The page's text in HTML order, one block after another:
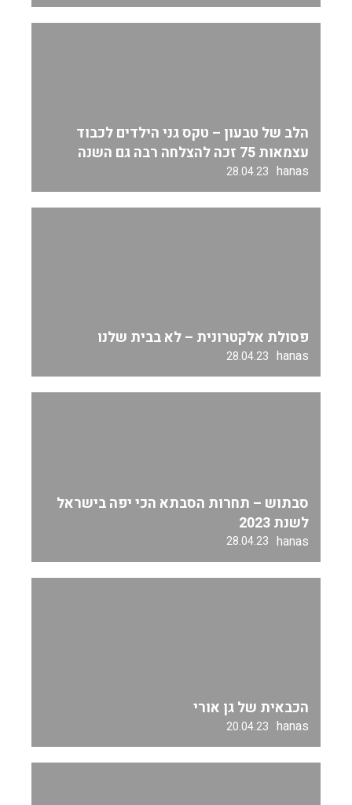
הלב של טבעון – טקס גני הילדים לכבוד
עצמאות 75 זכה להצלחה רבה גם השנה
hanas
28.04.23
פסולת אלקטרונית – לא בבית שלנו
hanas
28.04.23
סבתוש – תחרות הסבתא הכי יפה בישראל
לשנת 2023
hanas
28.04.23
הכבאית של גן אורי
hanas
20.04.23